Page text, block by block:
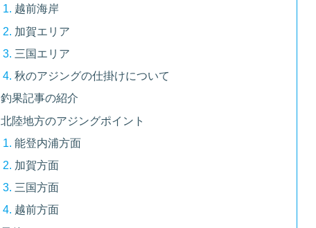
越前海岸
加賀エリア
三国エリア
秋のアジングの仕掛けについて
釣果記事の紹介
北陸地方のアジングポイント
能登内浦方面
加賀方面
三国方面
越前方面